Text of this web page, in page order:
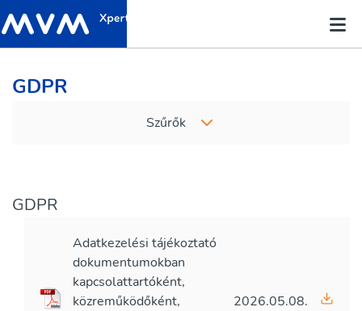
GDPR
Szűrők
GDPR
Adatkezelési tájékoztató
dokumentumokban
kapcsolattartóként,
közreműködőként,
2026.05.08.